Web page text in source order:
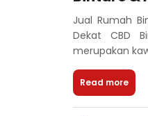
Jual Rumah
Dekat CBD
merupakan
Read more